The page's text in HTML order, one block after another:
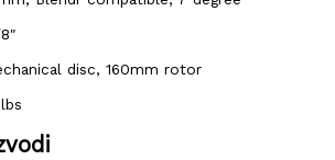
disc, 160mm rotor